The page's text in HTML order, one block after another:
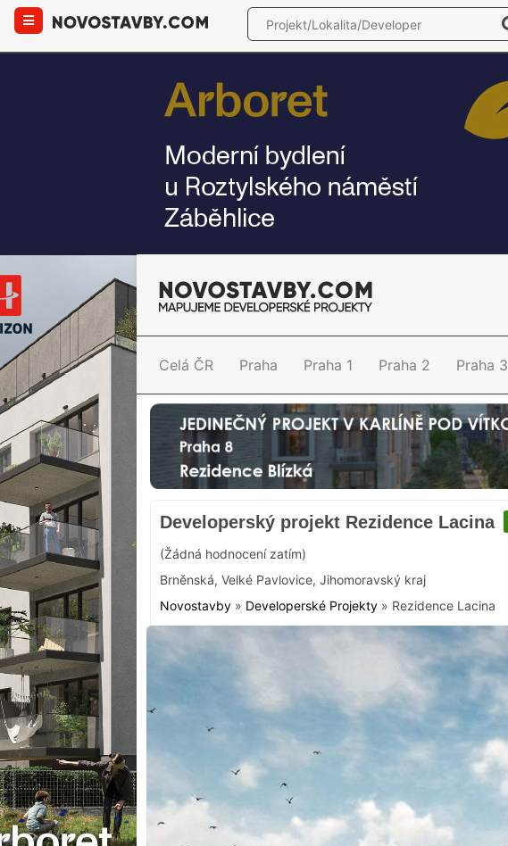
Celá ČR Praha Praha 1 Praha 2 Praha 3
Developerský projekt Rezidence Lacina
(Žádná hodnocení zatím)
Brněnská, Velké Pavlovice, Jihomoravský kraj
Novostavby » Developerské Projekty » Rezidence Lacina